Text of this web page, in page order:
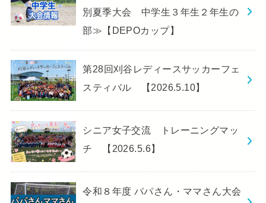
別夏季大会 中学生３年生２年生の
部≫【DEPOカップ】
第28回刈谷レディースサッカーフェ
スティバル 【2026.5.10】
シニア女子交流 トレーニングマッ
チ 【2026.5.6】
令和８年度 パパさん・ママさん大会